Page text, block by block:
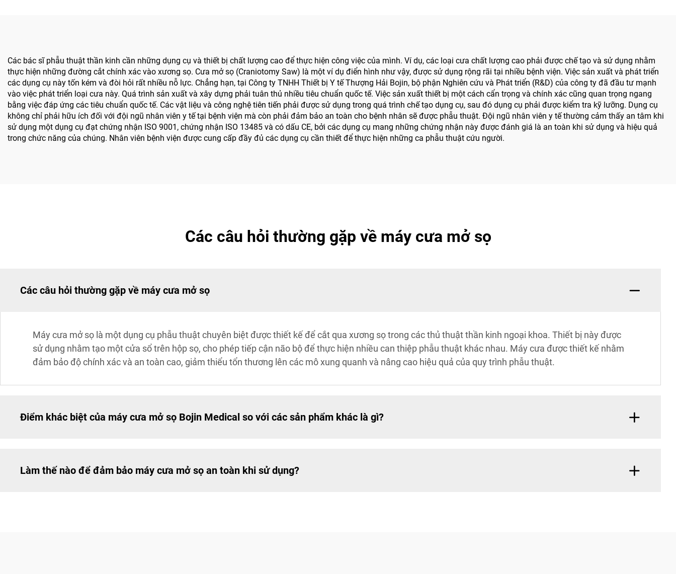
Các bác sĩ phẫu thuật thần kinh cần những dụng cụ và thiết bị chất lượng cao để thực hiện công việc của mình. Ví dụ, các loại cưa chất lượng cao phải được chế tạo và sử dụng nhằm
thực hiện những đường cắt chính xác vào xương sọ. Cưa mở sọ (Craniotomy Saw) là một ví dụ điển hình như vậy, được sử dụng rộng rãi tại nhiều bệnh viện. Việc sản xuất và phát triển
các dụng cụ này tốn kém và đòi hỏi rất nhiều nỗ lực. Chẳng hạn, tại Công ty TNHH Thiết bị Y tế Thượng Hải Bojin, bộ phận Nghiên cứu và Phát triển (R&D) của công ty đã đầu tư mạnh
vào việc phát triển loại cưa này. Quá trình sản xuất và xây dựng phải tuân thủ nhiều tiêu chuẩn quốc tế. Việc sản xuất thiết bị một cách cẩn trọng và chính xác cũng quan trọng ngang
bằng việc đáp ứng các tiêu chuẩn quốc tế. Các vật liệu và công nghệ tiên tiến phải được sử dụng trong quá trình chế tạo dụng cụ, sau đó dụng cụ phải được kiểm tra kỹ lưỡng. Dụng cụ
không chỉ phải hữu ích đối với đội ngũ nhân viên y tế tại bệnh viện mà còn phải đảm bảo an toàn cho bệnh nhân sẽ được phẫu thuật. Đội ngũ nhân viên y tế thường cảm thấy an tâm khi
sử dụng một dụng cụ đạt chứng nhận ISO 9001, chứng nhận ISO 13485 và có dấu CE, bởi các dụng cụ mang những chứng nhận này được đánh giá là an toàn khi sử dụng và hiệu quả
trong chức năng của chúng. Nhân viên bệnh viện được cung cấp đầy đủ các dụng cụ cần thiết để thực hiện những ca phẫu thuật cứu người.
Các câu hỏi thường gặp về máy cưa mở sọ
Các câu hỏi thường gặp về máy cưa mở sọ
Máy cưa mở sọ là một dụng cụ phẫu thuật chuyên biệt được thiết kế để cắt qua xương sọ trong các thủ thuật thần kinh ngoại khoa. Thiết bị này được
sử dụng nhằm tạo một cửa sổ trên hộp sọ, cho phép tiếp cận não bộ để thực hiện nhiều can thiệp phẫu thuật khác nhau. Máy cưa được thiết kế nhằm
đảm bảo độ chính xác và an toàn cao, giảm thiểu tổn thương lên các mô xung quanh và nâng cao hiệu quả của quy trình phẫu thuật.
Điểm khác biệt của máy cưa mở sọ Bojin Medical so với các sản phẩm khác là gì?
Làm thế nào để đảm bảo máy cưa mở sọ an toàn khi sử dụng?